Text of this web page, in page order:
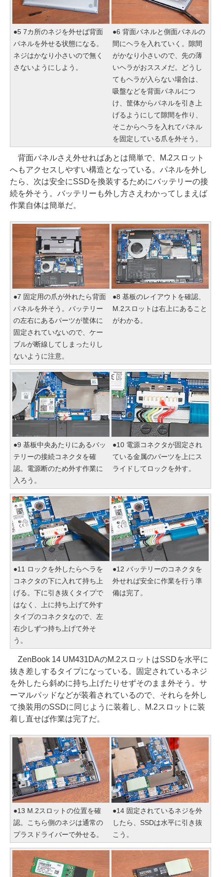
●5 7カ所のネジを外せば背面
パネルを外せる状態になる。
ネジはかなり小さいので無く
さないようにしよう。
●6 背面パネルと側面パネルの
間にヘラを入れていく。隙間
がかなり小さいので、先の薄
いヘラがおススメだ。どうし
てもヘラが入らない場合は、
吸盤などを背面パネルにつ
け、筐体からパネルを引き上
げるようにして隙間を作り、
そこからヘラを入れてパネル
を固定している爪を外そう。
背面パネルさえ外せればあとは簡単で、M.2スロット
へもアクセスしやすい構造となっている。パネルを外し
たら、次は安全にSSDを換装するためにバッテリーの接
続を外そう。バッテリーも外し方さえわかってしまえば
作業自体は簡単だ。
●7 固定用の爪が外れたら背面
パネルを外そう。バッテリー
の左右にあるパーツが筐体に
固定されていないので、ケー
ブルが断線してしまったりし
ないように注意。
●8 基板のレイアウトを確認、
M.2スロットは右上にあること
がわかる。
●9 基板中央あたりにあるバッ
テリーの接続コネクタを確
認。電源断のため外す作業に
入ろう。
●10 電源コネクタが固定され
ている金属のパーツを上にス
ライドしてロックを外す。
●11 ロックを外したらヘラを
コネクタの下に入れて持ち上
げる。下に引き抜くタイプで
はなく、上に持ち上げて外す
タイプのコネクタなので、左
右少しずつ持ち上げて外そ
う。
●12 バッテリーのコネクタを
外せれば安全に作業を行う準
備は完了。
ZenBook 14 UM431DAのM.2スロットはSSDを水平に
抜き差しするタイプになっている。固定されているネジ
を外したら斜めに持ち上げたりせずそのまま外そう。サ
ーマルパッドなどが装着されているので、それらを外し
て換装用のSSDに同じように装着し、M.2スロットに装
着し直せば作業は完了だ。
●13 M.2スロットの位置を確
認。こちら側のネジは通常の
プラスドライバーで外せる。
●14 固定されているネジを外
したら、SSDは水平に引き抜
こう。